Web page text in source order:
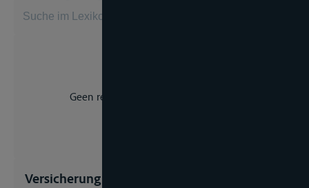
Geen resultaat voor uw zoekopdracht.
Versicherung Abandon